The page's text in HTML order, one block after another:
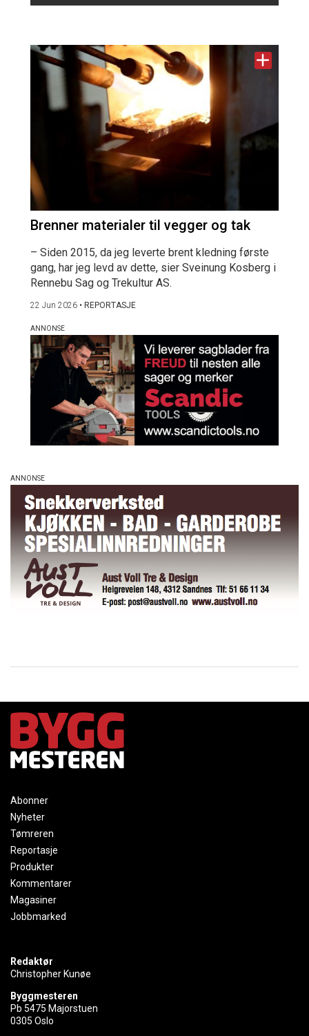
Brenner materialer til vegger og tak
– Siden 2015, da jeg leverte brent kledning første
gang, har jeg levd av dette, sier Sveinung Kosberg i
Rennebu Sag og Trekultur AS.
22 Jun 2026 • REPORTASJE
Abonner
Nyheter
Tømreren
Reportasje
Produkter
Kommentarer
Magasiner
Jobbmarked
Redaktør
Christopher Kunøe
Byggmesteren
Pb 5475 Majorstuen
0305 Oslo